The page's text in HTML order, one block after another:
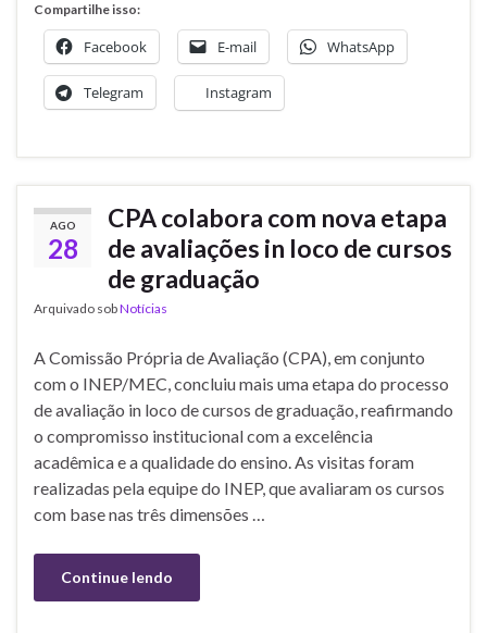
Compartilhe isso:
Facebook E-mail WhatsApp
Telegram Instagram
AGO
28
CPA colabora com nova etapa
de avaliações in loco de cursos
de graduação
Arquivado sobNotícias
A Comissão Própria de Avaliação (CPA), em conjunto
com o INEP/MEC, concluiu mais uma etapa do processo
de avaliação in loco de cursos de graduação, reafirmando
o compromisso institucional com a excelência
acadêmica e a qualidade do ensino. As visitas foram
realizadas pela equipe do INEP, que avaliaram os cursos
com base nas três dimensões …
Continue lendo